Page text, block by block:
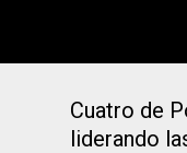
Cuatro de
liderando